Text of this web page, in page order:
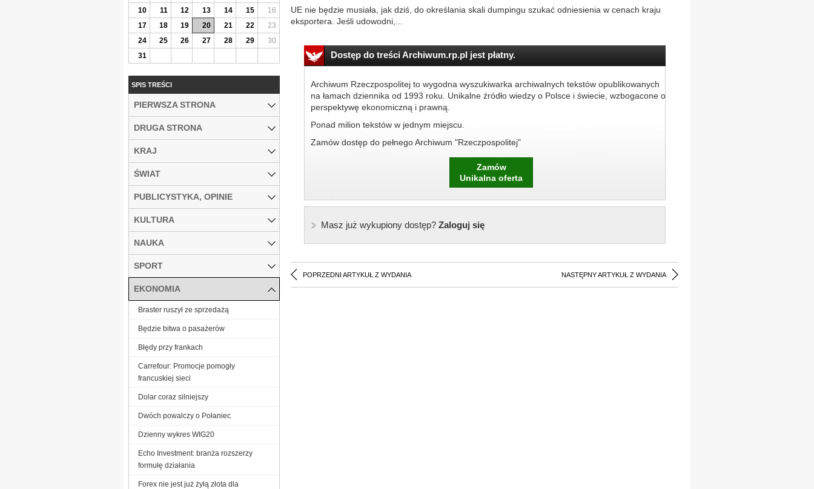
UE nie będzie musiała, jak dziś, do określania skali dumpingu szukać odniesienia w cenach kraju
eksportera. Jeśli udowodni,...
Dostęp do treści Archiwum.rp.pl jest płatny.
Archiwum Rzeczpospolitej to wygodna wyszukiwarka archiwalnych tekstów opublikowanych
na łamach dziennika od 1993 roku. Unikalne źródło wiedzy o Polsce i świecie, wzbogacone o
perspektywę ekonomiczną i prawną.
Ponad milion tekstów w jednym miejscu.
Zamów dostęp do pełnego Archiwum "Rzeczpospolitej"
Zamów
Unikalna oferta
Masz już wykupiony dostęp?Zaloguj się
POPRZEDNI ARTYKUŁ Z WYDANIA NASTĘPNY ARTYKUŁ Z WYDANIA
10
11 12 13 14 15
16
17
18 19 20 21 22
23
24
25 26 27 28 29
30
31
SPIS TREŚCI
PIERWSZA STRONA
DRUGA STRONA
KRAJ
ŚWIAT
PUBLICYSTYKA, OPINIE
KULTURA
NAUKA
SPORT
EKONOMIA
Braster ruszył ze sprzedażą
Będzie bitwa o pasażerów
Błędy przy frankach
Carrefour: Promocje pomogły
francuskiej sieci
Dolar coraz silniejszy
Dwóch powalczy o Połaniec
Dzienny wykres WIG20
Echo Investment: branża rozszerzy
formułę działania
Forex nie jest już żyłą złota dla